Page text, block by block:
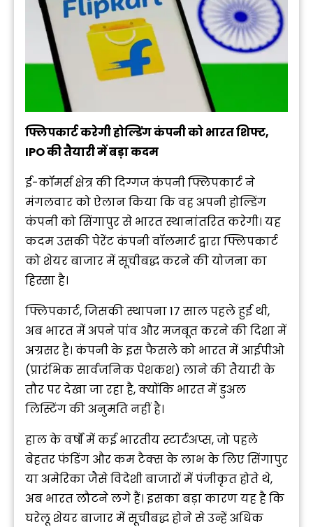
फ्लिपकार्ट करेगी होल्डिंग कंपनी को भारत शिफ्ट,
IPO की तैयारी में बड़ा कदम
ई-कॉमर्स क्षेत्र की दिग्गज कंपनी फ्लिपकार्ट ने
मंगलवार को ऐलान किया कि वह अपनी होल्डिंग
कंपनी को सिंगापुर से भारत स्थानांतरित करेगी। यह
कदम उसकी पेरेंट कंपनी वॉलमार्ट द्वारा फ्लिपकार्ट
को शेयर बाजार में सूचीबद्ध करने की योजना का
हिस्सा है।
फ्लिपकार्ट, जिसकी स्थापना 17 साल पहले हुई थी,
अब भारत में अपने पांव और मजबूत करने की दिशा में
अग्रसर है। कंपनी के इस फैसले को भारत में आईपीओ
(प्रारंभिक सार्वजनिक पेशकश) लाने की तैयारी के
तौर पर देखा जा रहा है, क्योंकि भारत में डुअल
लिस्टिंग की अनुमति नहीं है।
हाल के वर्षों में कई भारतीय स्टार्टअप्स, जो पहले
बेहतर फंडिंग और कम टैक्स के लाभ के लिए सिंगापुर
या अमेरिका जैसे विदेशी बाजारों में पंजीकृत होते थे,
अब भारत लौटने लगे हैं। इसका बड़ा कारण यह है कि
घरेलू शेयर बाजार में सूचीबद्ध होने से उन्हें अधिक